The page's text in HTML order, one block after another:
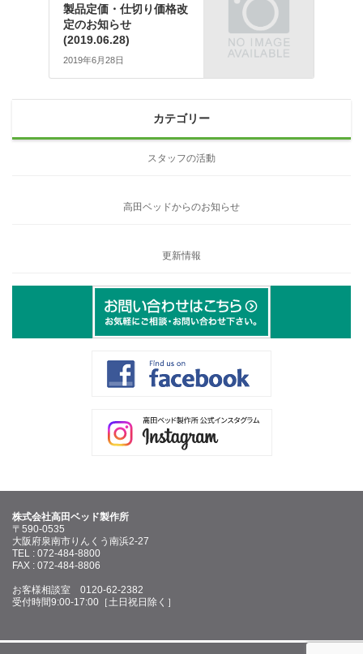
製品定価・仕切り価格改
定のお知らせ
(2019.06.28)
2019年6月28日
カテゴリー
スタッフの活動
高田ベッドからのお知らせ
更新情報
株式会社高田ベッド製作所
〒590-0535
大阪府泉南市りんくう南浜2-27
TEL : 072-484-8800
FAX : 072-484-8806
お客様相談室 0120-62-2382
受付時間9:00-17:00［土日祝日除く］